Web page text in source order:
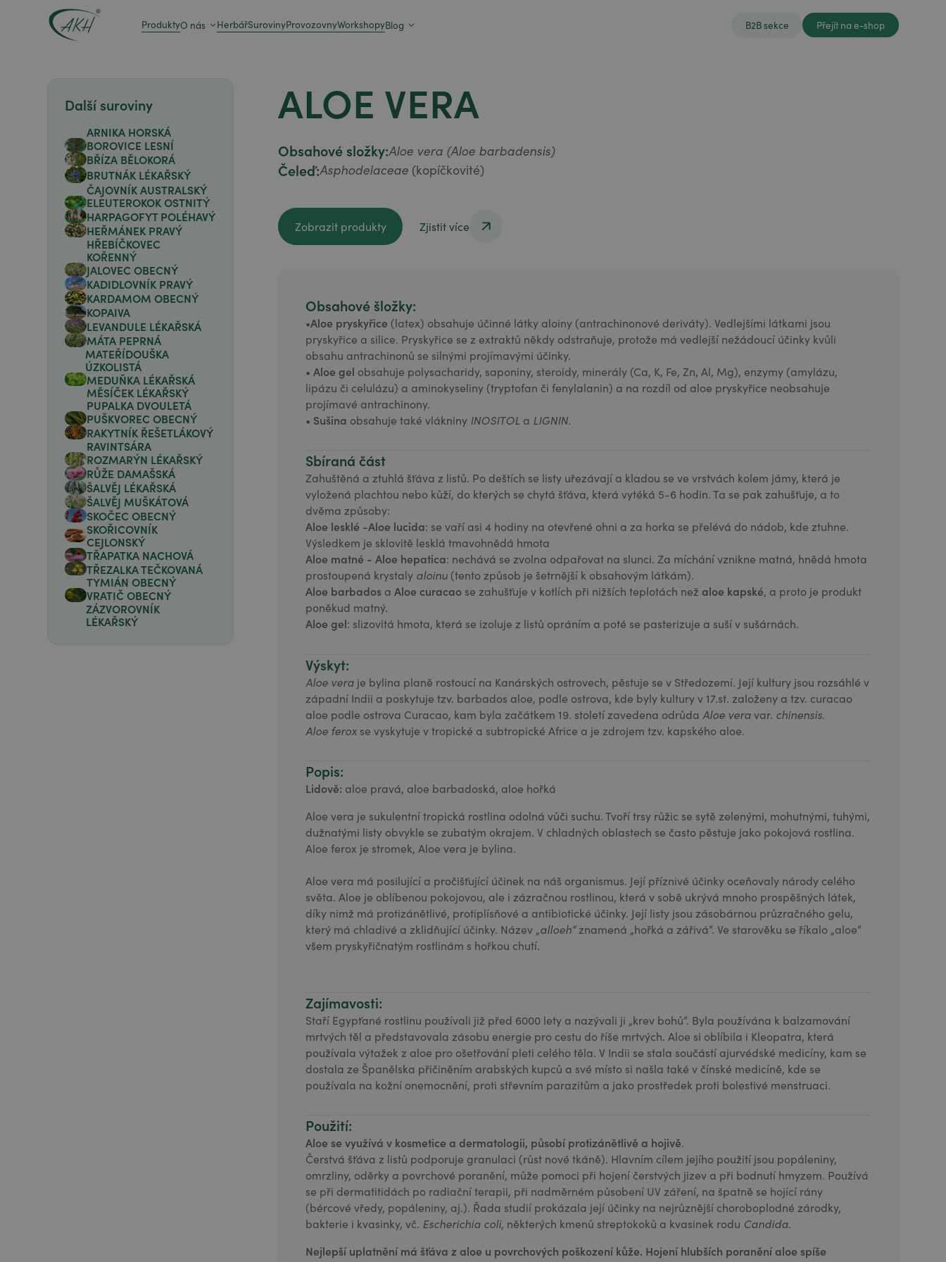
ProduktyO nás HerbářSurovinyProvozovnyWorkshopyBlog B2B sekce Přejít na e-shop
Další suroviny
ARNIKA HORSKÁ
BOROVICE LESNÍ
BŘÍZA BĚLOKORÁ
BRUTNÁK LÉKAŘSKÝ
ČAJOVNÍK AUSTRALSKÝ
ELEUTEROKOK OSTNITÝ
HARPAGOFYT POLÉHAVÝ
HEŘMÁNEK PRAVÝ
HŘEBÍČKOVEC
KOŘENNÝ
JALOVEC OBECNÝ
KADIDLOVNÍK PRAVÝ
KARDAMOM OBECNÝ
KOPAIVA
LEVANDULE LÉKAŘSKÁ
MÁTA PEPRNÁ
MATEŘÍDOUŠKA
ÚZKOLISTÁ
MEDUŇKA LÉKAŘSKÁ
MĚSÍČEK LÉKAŘSKÝ
PUPALKA DVOULETÁ
PUŠKVOREC OBECNÝ
RAKYTNÍK ŘEŠETLÁKOVÝ
RAVINTSÁRA
ROZMARÝN LÉKAŘSKÝ
RŮŽE DAMAŠSKÁ
ŠALVĚJ LÉKAŘSKÁ
ŠALVĚJ MUŠKÁTOVÁ
SKOČEC OBECNÝ
SKOŘICOVNÍK
CEJLONSKÝ
TŘAPATKA NACHOVÁ
TŘEZALKA TEČKOVANÁ
TYMIÁN OBECNÝ
VRATIČ OBECNÝ
ZÁZVOROVNÍK
LÉKAŘSKÝ
ALOE VERA
Obsahové složky:Aloe vera (Aloe barbadensis)
Čeleď:Asphodelaceae (kopíčkovité)
Zobrazit produkty
Zobrazit produkty
Zjistit více
Obsahové šložky:
•Aloe pryskyřice (latex) obsahuje účinné látky aloiny (antrachinonové deriváty). Vedlejšími látkami jsou
pryskyřice a silice. Pryskyřice se z extraktů někdy odstraňuje, protože má vedlejší nežádoucí účinky kvůli
obsahu antrachinonů se silnými projímavými účinky.
•Aloe gel obsahuje polysacharidy, saponiny, steroidy, minerály (Ca, K, Fe, Zn, Al, Mg), enzymy (amylázu,
lipázu či celulázu) a aminokyseliny (tryptofan či fenylalanin) a na rozdíl od aloe pryskyřice neobsahuje
projímavé antrachinony.
• Sušina obsahuje také vlákniny INOSITOL a LIGNIN.
Sbíraná část
Zahuštěná a ztuhlá šťáva z listů. Po deštích se listy uřezávají a kladou se ve vrstvách kolem jámy, která je
vyložená plachtou nebo kůží, do kterých se chytá šťáva, která vytéká 5-6 hodin. Ta se pak zahušťuje, a to
dvěma způsoby:
Aloe lesklé -Aloe lucida: se vaří asi 4 hodiny na otevřené ohni a za horka se přelévá do nádob, kde ztuhne.
Výsledkem je sklovitě lesklá tmavohnědá hmota
Aloe matné - Aloe hepatica: nechává se zvolna odpařovat na slunci. Za míchání vznikne matná, hnědá hmota
prostoupená krystaly aloinu (tento způsob je šetrnější k obsahovým látkám).
Aloe barbados aAloe curacao se zahušťuje v kotlích při nižších teplotách než aloe kapské, a proto je produkt
poněkud matný.
Aloe gel: slizovitá hmota, která se izoluje z listů opráním a poté se pasterizuje a suší v sušárnách.
Výskyt:
Aloe vera je bylina planě rostoucí na Kanárských ostrovech, pěstuje se v Středozemí. Její kultury jsou rozsáhlé v
západní Indii a poskytuje tzv. barbados aloe, podle ostrova, kde byly kultury v 17.st. založeny a tzv. curacao
aloe podle ostrova Curacao, kam byla začátkem 19. století zavedena odrůda Aloe veravar. chinensis.
Aloe ferox se vyskytuje v tropické a subtropické Africe a je zdrojem tzv. kapského aloe.
Popis:
Lidově: aloe pravá, aloe barbadoská, aloe hořká
Aloe vera je sukulentní tropická rostlina odolná vůči suchu. Tvoří trsy růžic se sytě zelenými, mohutnými, tuhými,
dužnatými listy obvykle se zubatým okrajem. V chladných oblastech se často pěstuje jako pokojová rostlina.
Aloe ferox je stromek, Aloe vera je bylina.
Aloe vera má posilující a pročišťující účinek na náš organismus. Její příznivé účinky oceňovaly národy celého
světa. Aloe je oblíbenou pokojovou, ale i zázračnou rostlinou, která v sobě ukrývá mnoho prospěšných látek,
díky nimž má protizánětlivé, protiplísňové a antibiotické účinky. Její listy jsou zásobárnou průzračného gelu,
který má chladivé a zklidňující účinky. Název „alloeh“znamená „hořká a zářivá“. Ve starověku se říkalo „aloe“
všem pryskyřičnatým rostlinám s hořkou chutí.
Zajímavosti:
Staří Egypťané rostlinu používali již před 6000 lety a nazývali ji „krev bohů“. Byla používána k balzamování
mrtvých těl a představovala zásobu energie pro cestu do říše mrtvých. Aloe si oblíbila i Kleopatra, která
používala výtažek z aloe pro ošetřování pleti celého těla. V Indii se stala součástí ajurvédské medicíny, kam se
dostala ze Španělska přičiněním arabských kupců a své místo si našla také v čínské medicíně, kde se
používala na kožní onemocnění, proti střevním parazitům a jako prostředek proti bolestivé menstruaci.
Použití:
Aloe se využívá v kosmetice a dermatologii, působí protizánětlivě a hojivě.
Čerstvá šťáva z listů podporuje granulaci (růst nové tkáně). Hlavním cílem jejího použití jsou popáleniny,
omrzliny, oděrky a povrchové poranění, může pomoci při hojení čerstvých jizev a při bodnutí hmyzem. Používá
se při dermatitidách po radiační terapii, při nadměrném působení UV záření, na špatně se hojící rány
(bércové vředy, popáleniny, aj.). Řada studií prokázala její účinky na nejrůznější choroboplodné zárodky,
bakterie i kvasinky, vč. Escherichia coli, některých kmenů streptokoků a kvasinek rodu Candida.
Nejlepší uplatnění má šťáva z aloe u povrchových poškození kůže. Hojení hlubších poranění aloe spíše